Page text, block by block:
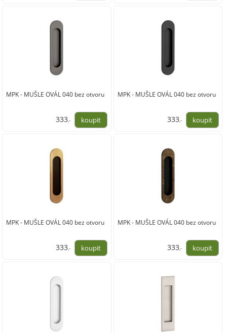
MPK - MUŠLE OVÁL 040 bez otvoru
333,-
MPK - MUŠLE OVÁL 040 bez otvoru
333,-
MPK - MUŠLE OVÁL 040 bez otvoru
333,-
MPK - MUŠLE OVÁL 040 bez otvoru
333,-